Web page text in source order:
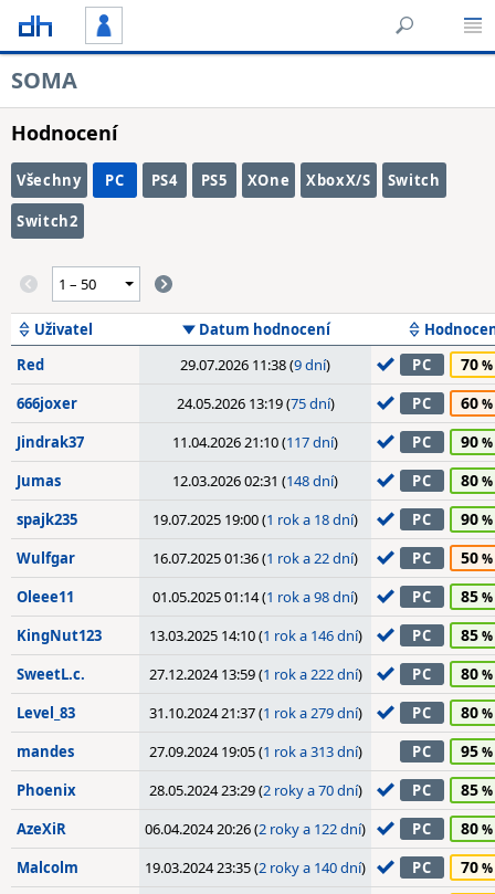
SOMA
Hodnocení
Všechny PC PS4 PS5 XOne XboxX/S Switch
Switch2
Uživatel Datum hodnocení
Red
29.07.2026 11:38 (9 dní) PC 70
666joxer 24.05.2026 13:19 (75 dní) PC 60
Jindrak37 11.04.2026 21:10 (117 dní) PC 90
Jumas 12.03.2026 02:31 (148 dní) PC 80
spajk235 19.07.2025 19:00 (1 rok a 18 dní) PC 90
Wulfgar 16.07.2025 01:36 (1 rok a 22 dní) PC 50
Oleee11 01.05.2025 01:14 (1 rok a 98 dní) PC 85
KingNut123 13.03.2025 14:10 (1 rok a 146 dní) PC 85
SweetL.c. 27.12.2024 13:59 (1 rok a 222 dní) PC 80
Level_83 31.10.2024 21:37 (1 rok a 279 dní) PC 80
mandes 27.09.2024 19:05 (1 rok a 313 dní) PC 95
Phoenix 28.05.2024 23:29 (2 roky a 70 dní) PC 85
AzeXiR 06.04.2024 20:26 (2 roky a 122 dní) PC 80
Malcolm 19.03.2024 23:35 (2 roky a 140 dní) PC 70